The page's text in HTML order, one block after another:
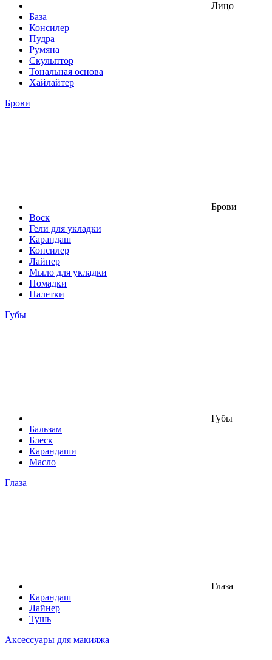
Лицо
База
Консилер
Пудра
Румяна
Скульптор
Тональная основа
Хайлайтер
Брови
Брови
Воск
Гели для укладки
Карандаш
Консилер
Лайнер
Мыло для укладки
Помадки
Палетки
Губы
Губы
Бальзам
Блеск
Карандаши
Масло
Глаза
Глаза
Карандаш
Лайнер
Тушь
Аксессуары для макияжа